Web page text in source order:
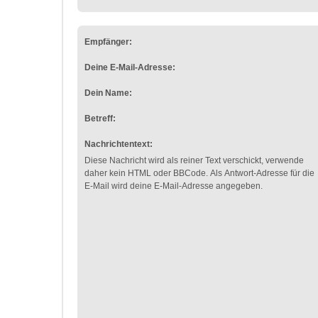
Empfänger:
Deine E-Mail-Adresse:
Dein Name:
Betreff:
Nachrichtentext:
Diese Nachricht wird als reiner Text verschickt, verwende
daher kein HTML oder BBCode. Als Antwort-Adresse für die
E-Mail wird deine E-Mail-Adresse angegeben.